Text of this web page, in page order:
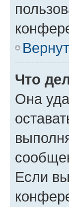
Что
Она
Если